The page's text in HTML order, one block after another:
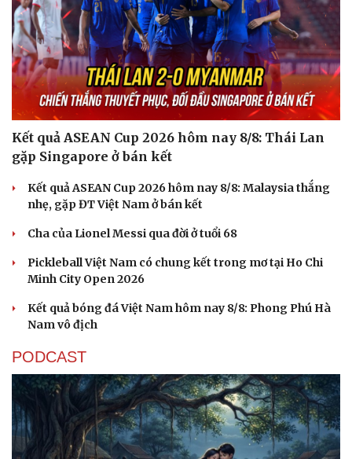
Kết quả ASEAN Cup 2026 hôm nay 8/8: Thái Lan
gặp Singapore ở bán kết
Kết quả ASEAN Cup 2026 hôm nay 8/8: Malaysia thắng
nhẹ, gặp ĐT Việt Nam ở bán kết
Cha của Lionel Messi qua đời ở tuổi 68
Pickleball Việt Nam có chung kết trong mơ tại Ho Chi
Minh City Open 2026
Kết quả bóng đá Việt Nam hôm nay 8/8: Phong Phú Hà
Nam vô địch
PODCAST